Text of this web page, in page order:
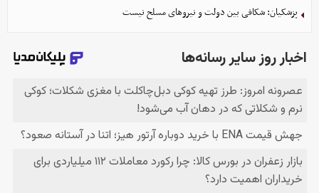
پزشکیان: شکافی بین دولت و نیروهای مسلح نیست